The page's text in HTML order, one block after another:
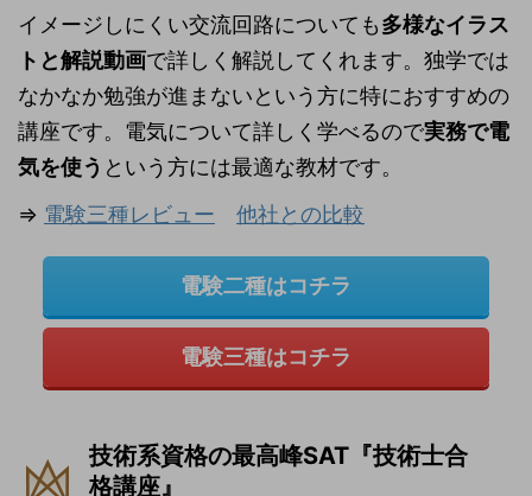
イメージしにくい交流回路についても多様なイラス
トと解説動画で詳しく解説してくれます。独学では
なかなか勉強が進まないという方に特におすすめの
講座です。電気について詳しく学べるので実務で電
気を使う という方には最適な教材です。
⇒ 電験三種レビュー 他社との比較
電験二種はコチラ
電験三種はコチラ
技術系資格の最高峰SAT『技術士合
格講座』